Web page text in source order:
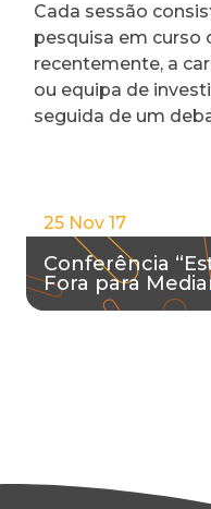
Cada sessão
pesquisa em curso
recentemente, a
ou equipa de
seguida de um
25 Nov 17
Conferência
Fora para